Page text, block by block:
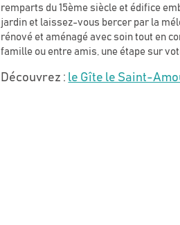
remparts du 15ème siècle et édifice
jardin et laissez-vous bercer par la
rénové et aménagé avec soin tout en
famille ou entre amis, une étape sur
Découvrez : le Gîte le Saint-